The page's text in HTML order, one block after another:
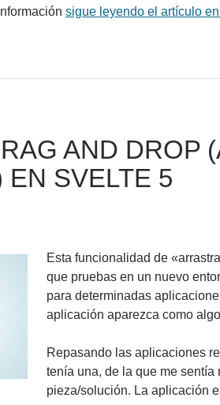
sigue leyendo el artículo
AND DROP
EN SVELTE 5
Esta funcionalidad de
que pruebas en un nuevo
para determinadas
aplicación aparezca como
Repasando las aplicaciones
tenía una, de la que me sentía
pieza/solución. La aplicación